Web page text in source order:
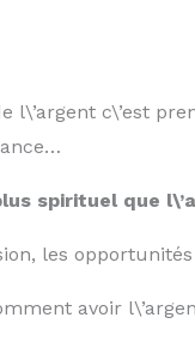
l\’argent c\’est
spirituel que
les
avoir